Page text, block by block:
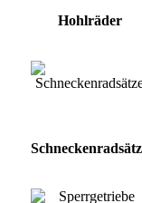
Hohlräder